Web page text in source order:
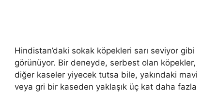
Hindistan’daki sokak köpekleri sarı seviyor gibi
görünüyor. Bir deneyde, serbest olan köpekler,
diğer kaseler yiyecek tutsa bile, yakındaki mavi
veya gri bir kaseden yaklaşık üç kat daha fazla